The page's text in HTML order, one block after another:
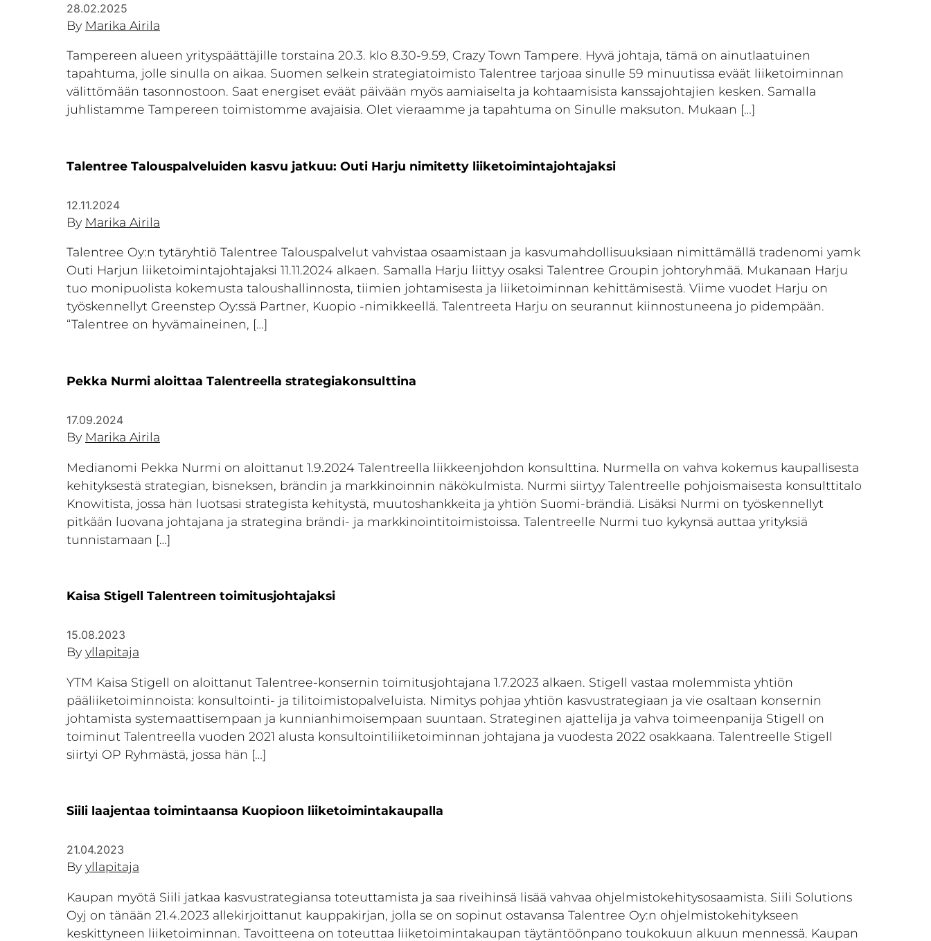
28.02.2025
By Marika Airila
Tampereen alueen yrityspäättäjille torstaina 20.3. klo 8.30-9.59, Crazy Town Tampere. Hyvä johtaja, tämä on ainutlaatuinen
tapahtuma, jolle sinulla on aikaa. Suomen selkein strategiatoimisto Talentree tarjoaa sinulle 59 minuutissa eväät liiketoiminnan
välittömään tasonnostoon. Saat energiset eväät päivään myös aamiaiselta ja kohtaamisista kanssajohtajien kesken. Samalla
juhlistamme Tampereen toimistomme avajaisia. Olet vieraamme ja tapahtuma on Sinulle maksuton. Mukaan […]
Talentree Talouspalveluiden kasvu jatkuu: Outi Harju nimitetty liiketoimintajohtajaksi
12.11.2024
By Marika Airila
Talentree Oy:n tytäryhtiö Talentree Talouspalvelut vahvistaa osaamistaan ja kasvumahdollisuuksiaan nimittämällä tradenomi yamk
Outi Harjun liiketoimintajohtajaksi 11.11.2024 alkaen. Samalla Harju liittyy osaksi Talentree Groupin johtoryhmää. Mukanaan Harju
tuo monipuolista kokemusta taloushallinnosta, tiimien johtamisesta ja liiketoiminnan kehittämisestä. Viime vuodet Harju on
työskennellyt Greenstep Oy:ssä Partner, Kuopio -nimikkeellä. Talentreeta Harju on seurannut kiinnostuneena jo pidempään.
“Talentree on hyvämaineinen, […]
Pekka Nurmi aloittaa Talentreella strategiakonsulttina
17.09.2024
By Marika Airila
Medianomi Pekka Nurmi on aloittanut 1.9.2024 Talentreella liikkeenjohdon konsulttina. Nurmella on vahva kokemus kaupallisesta
kehityksestä strategian, bisneksen, brändin ja markkinoinnin näkökulmista. Nurmi siirtyy Talentreelle pohjoismaisesta konsulttitalo
Knowitista, jossa hän luotsasi strategista kehitystä, muutoshankkeita ja yhtiön Suomi-brändiä. Lisäksi Nurmi on työskennellyt
pitkään luovana johtajana ja strategina brändi- ja markkinointitoimistoissa. Talentreelle Nurmi tuo kykynsä auttaa yrityksiä
tunnistamaan […]
Kaisa Stigell Talentreen toimitusjohtajaksi
15.08.2023
By yllapitaja
YTM Kaisa Stigell on aloittanut Talentree-konsernin toimitusjohtajana 1.7.2023 alkaen. Stigell vastaa molemmista yhtiön
pääliiketoiminnoista: konsultointi- ja tilitoimistopalveluista. Nimitys pohjaa yhtiön kasvustrategiaan ja vie osaltaan konsernin
johtamista systemaattisempaan ja kunnianhimoisempaan suuntaan. Strateginen ajattelija ja vahva toimeenpanija Stigell on
toiminut Talentreella vuoden 2021 alusta konsultointiliiketoiminnan johtajana ja vuodesta 2022 osakkaana. Talentreelle Stigell
siirtyi OP Ryhmästä, jossa hän […]
Siili laajentaa toimintaansa Kuopioon liiketoimintakaupalla
21.04.2023
By yllapitaja
Kaupan myötä Siili jatkaa kasvustrategiansa toteuttamista ja saa riveihinsä lisää vahvaa ohjelmistokehitysosaamista. Siili Solutions
Oyj on tänään 21.4.2023 allekirjoittanut kauppakirjan, jolla se on sopinut ostavansa Talentree Oy:n ohjelmistokehitykseen
keskittyneen liiketoiminnan. Tavoitteena on toteuttaa liiketoimintakaupan täytäntöönpano toukokuun alkuun mennessä. Kaupan